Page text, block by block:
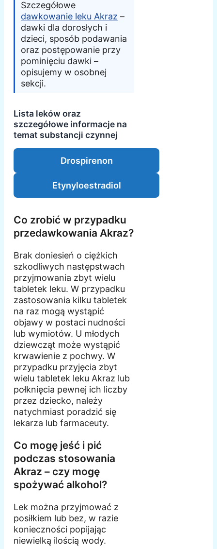
Szczegółowe
dawkowanie leku Akraz –
dawki dla dorosłych i
dzieci, sposób podawania
oraz postępowanie przy
pominięciu dawki –
opisujemy w osobnej
sekcji.
Lista leków oraz
szczegółowe informacje na
temat substancji czynnej
Drospirenon
Etynyloestradiol
Co zrobić w przypadku
przedawkowania Akraz?
Brak doniesień o ciężkich
szkodliwych następstwach
przyjmowania zbyt wielu
tabletek leku. W przypadku
zastosowania kilku tabletek
na raz mogą wystąpić
objawy w postaci nudności
lub wymiotów. U młodych
dziewcząt może wystąpić
krwawienie z pochwy. W
przypadku przyjęcia zbyt
wielu tabletek leku Akraz lub
połknięcia pewnej ich liczby
przez dziecko, należy
natychmiast poradzić się
lekarza lub farmaceuty.
Co mogę jeść i pić
podczas stosowania
Akraz – czy mogę
spożywać alkohol?
Lek można przyjmować z
posiłkiem lub bez, w razie
konieczności popijając
niewielką ilością wody.